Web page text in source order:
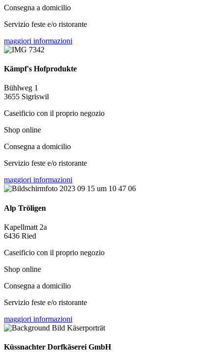
Consegna a domicilio
Servizio feste e/o ristorante
maggiori informazioni
Kämpf's Hofprodukte
Bühlweg 1
3655 Sigriswil
Caseificio con il proprio negozio
Shop online
Consegna a domicilio
Servizio feste e/o ristorante
maggiori informazioni
Alp Tröligen
Kapellmatt 2a
6436 Ried
Caseificio con il proprio negozio
Shop online
Consegna a domicilio
Servizio feste e/o ristorante
maggiori informazioni
Küssnachter Dorfkäserei GmbH